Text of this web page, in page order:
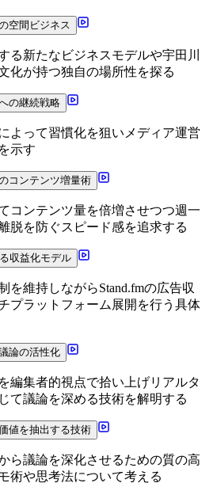
空間ビジネス
る新たなビジネスモデルや宇田川
化が持つ独自の場所性を探る
の継続戦略
よって習慣化を狙いメディア運営
示す
コンテンツ増量術
コンテンツ量を倍増させつつ週一
脱を防ぐスピード感を追求する
収益化モデル
を維持しながらStand.fmの広告収
プラットフォーム展開を行う具体
論の活性化
編集者的視点で拾い上げリアルタ
て議論を深める技術を解明する
値を抽出する技術
ら議論を深化させるための質の高
術や思考法について考える